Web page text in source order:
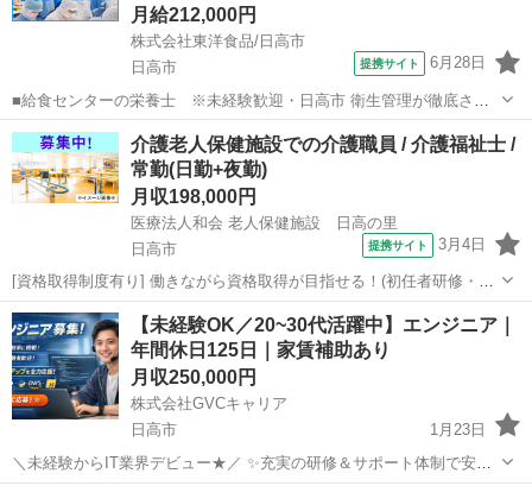
月給212,000円
株式会社東洋食品/日高市
日高市
提携サイト 6月28日
■給食センターの栄養士 ※未経験歓迎・日高市 衛生管理が徹底され
た給食センター内での、調理業務となります。大勢のスタッフと共
に、作業分担をしながら、決められた時間の中で、「バリエーション
豊かな給食」を作っていきます。集団給...
埼玉 日高市 栄養士
介護老人保健施設での介護職員 / 介護福祉士 /
常勤(日勤+夜勤)
月収198,000円
医療法人和会 老人保健施設 日高の里
日高市
提携サイト 3月4日
[資格取得制度有り] 働きながら資格取得が目指せる！(初任者研修・実
務者研修・介護福祉士)/看護師24時間常駐/働きながら資格取得が目指
せる！(初任者研修・実務者研修・介護福祉士)/住み込み寮完備/託児所
完備でひとり親・シン...
埼玉 日高市 介護福祉士
【未経験OK／20~30代活躍中】エンジニア｜
年間休日125日｜家賃補助あり
月収250,000円
株式会社GVCキャリア
日高市
1月23日
＼未経験からIT業界デビュー★／ ✨充実の研修＆サポート体制で安心